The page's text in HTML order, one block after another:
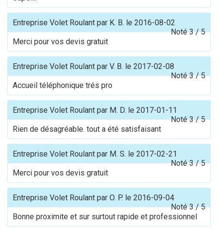
Entreprise Volet Roulant par K. B. le 2016-08-02
Noté3/5
Merci pour vos devis gratuit
Entreprise Volet Roulant par V. B. le 2017-02-08
Noté3/5
Accueil téléphonique trés pro
Entreprise Volet Roulant par M. D. le 2017-01-11
Noté3/5
Rien de désagréable. tout a été satisfaisant
Entreprise Volet Roulant par M. S. le 2017-02-21
Noté3/5
Merci pour vos devis gratuit
Entreprise Volet Roulant par O. P. le 2016-09-04
Noté3/5
Bonne proximite et sur surtout rapide et professionnel